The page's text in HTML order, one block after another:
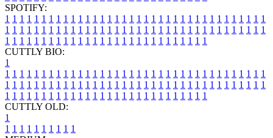
SPOTIFY:
1 1 1 1 1 1 1 1 1 1 1 1 1 1 1 1 1 1 1 1 1 1 1 1 1 1 1 1 1 1 1 1 1 1 1 1
1 1 1 1 1 1 1 1 1 1 1 1 1 1 1 1 1 1 1 1 1 1 1 1 1 1 1 1 1 1 1 1 1 1 1 1
1 1 1 1 1 1 1 1 1 1 1 1 1 1 1 1 1 1 1 1 1 1 1 1 1 1 1 1
CUTTLY BIO:
1
1 1 1 1 1 1 1 1 1 1 1 1 1 1 1 1 1 1 1 1 1 1 1 1 1 1 1 1 1 1 1 1 1 1 1 1
1 1 1 1 1 1 1 1 1 1 1 1 1 1 1 1 1 1 1 1 1 1 1 1 1 1 1 1 1 1 1 1 1 1 1 1
1 1 1 1 1 1 1 1 1 1 1 1 1 1 1 1 1 1 1 1 1 1 1 1 1 1 1 1
CUTTLY OLD:
1
1 1 1 1 1 1 1 1 1 1